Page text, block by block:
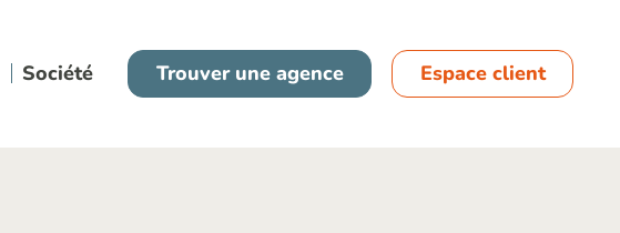
Société Trouver une agence
France
Espagne
Espace client